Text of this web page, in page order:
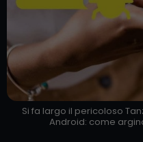
Si fa largo il pericoloso
Android: come